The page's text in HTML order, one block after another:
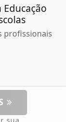
profissionais